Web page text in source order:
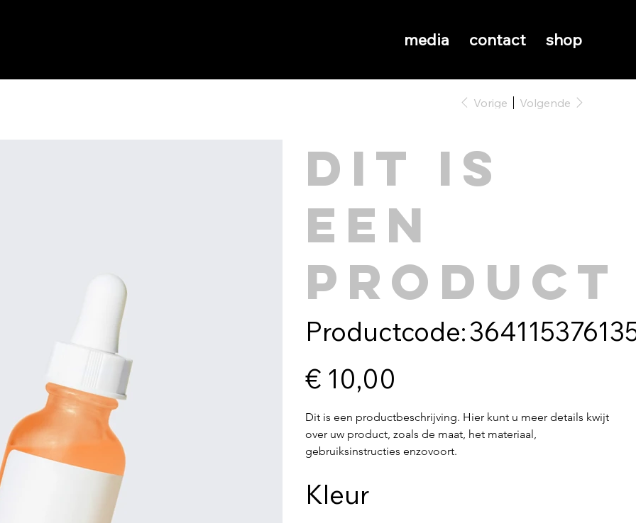
media contact shop
Vorige Volgende
Dit is
een
product
Productcode:
364115376135191
€ 10,00
Dit is een productbeschrijving. Hier kunt u meer details kwijt
over uw product, zoals de maat, het materiaal,
gebruiksinstructies enzovoort.
Kleur